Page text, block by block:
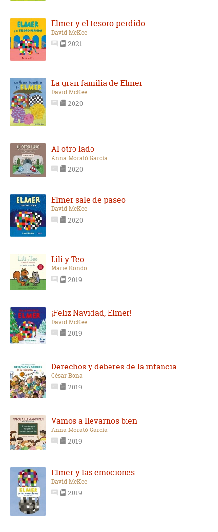
Elmer y el tesoro perdido
David McKee
2021
La gran familia de Elmer
David McKee
2020
Al otro lado
Anna Morató García
2020
Elmer sale de paseo
David McKee
2020
Lili y Teo
Marie Kondo
2019
¡Feliz Navidad, Elmer!
David McKee
2019
Derechos y deberes de la infancia
César Bona
2019
Vamos a llevarnos bien
Anna Morató García
2019
Elmer y las emociones
David McKee
2019